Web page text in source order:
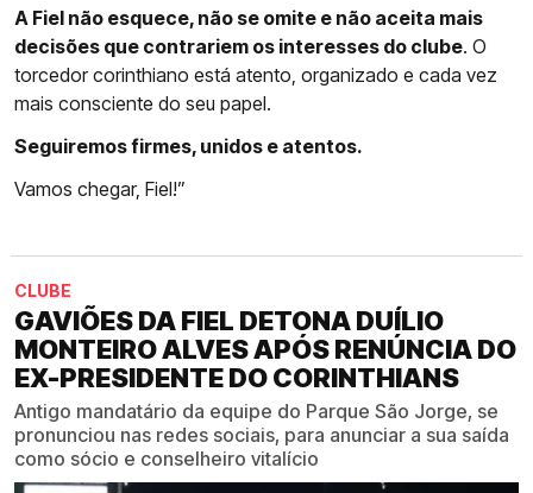
A Fiel não esquece, não se omite e não aceita mais
decisões que contrariem os interesses do clube. O
torcedor corinthiano está atento, organizado e cada vez
mais consciente do seu papel.
Seguiremos firmes, unidos e atentos.
Vamos chegar, Fiel!”
CLUBE
GAVIÕES DA FIEL DETONA DUÍLIO
MONTEIRO ALVES APÓS RENÚNCIA DO
EX-PRESIDENTE DO CORINTHIANS
Antigo mandatário da equipe do Parque São Jorge, se
pronunciou nas redes sociais, para anunciar a sua saída
como sócio e conselheiro vitalício